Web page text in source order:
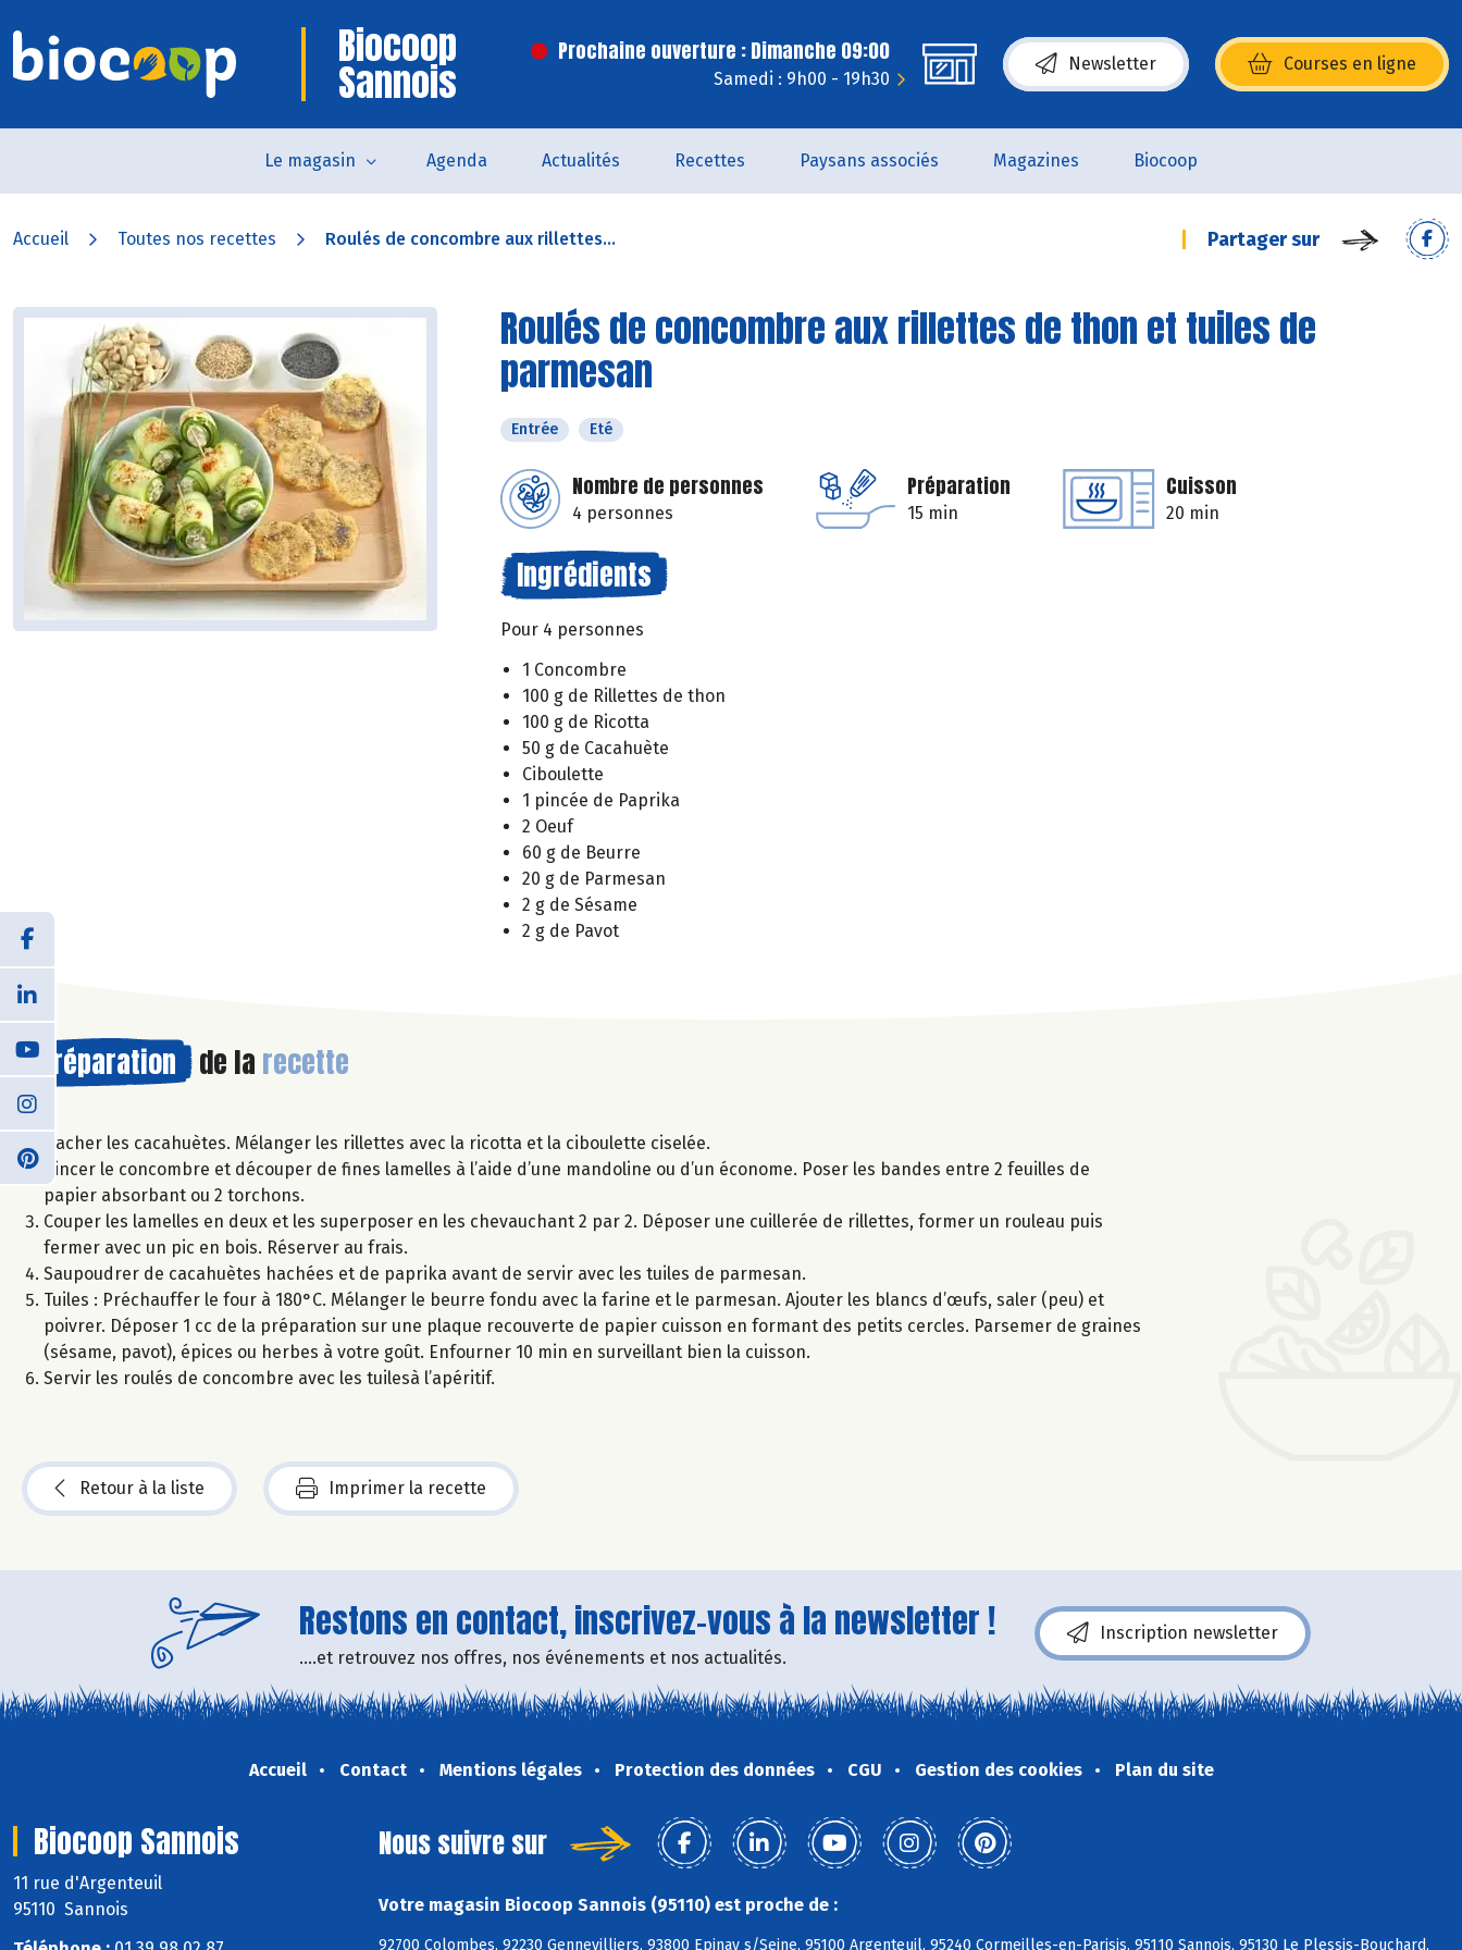
Biocoop
Sannois
Prochaine ouverture : Dimanche 09:00
Samedi : 9h00 - 19h30
Newsletter Courses en ligne
(s’ouvre dans une nouvelle fenêtre)
Le magasin Agenda Actualités Recettes Paysans associés Magazines Biocoop
Accueil Toutes nos recettes Roulés de concombre aux rillettes... Partager sur
Roulés de concombre aux rillettes de thon et tuiles de
parmesan
Entrée Eté
Nombre de personnes
4 personnes
Préparation
15 min
Cuisson
20 min
Ingrédients
Pour 4 personnes
1 Concombre
100 g de Rillettes de thon
100 g de Ricotta
50 g de Cacahuète
Ciboulette
1 pincée de Paprika
2 Oeuf
60 g de Beurre
20 g de Parmesan
2 g de Sésame
2 g de Pavot
Préparation de la recette
Hacher les cacahuètes. Mélanger les rillettes avec la ricotta et la ciboulette ciselée.
Rincer le concombre et découper de fines lamelles à l’aide d’une mandoline ou d’un économe. Poser les bandes entre 2 feuilles de
papier absorbant ou 2 torchons.
Couper les lamelles en deux et les superposer en les chevauchant 2 par 2. Déposer une cuillerée de rillettes, former un rouleau puis
fermer avec un pic en bois. Réserver au frais.
Saupoudrer de cacahuètes hachées et de paprika avant de servir avec les tuiles de parmesan.
Tuiles : Préchauffer le four à 180°C. Mélanger le beurre fondu avec la farine et le parmesan. Ajouter les blancs d’œufs, saler (peu) et
poivrer. Déposer 1 cc de la préparation sur une plaque recouverte de papier cuisson en formant des petits cercles. Parsemer de graines
(sésame, pavot), épices ou herbes à votre goût. Enfourner 10 min en surveillant bien la cuisson.
Servir les roulés de concombre avec les tuilesà l’apéritif.
Retour à la liste Imprimer la recette
Restons en contact, inscrivez-vous à la newsletter !
....et retrouvez nos offres, nos événements et nos actualités.
Inscription newsletter
Accueil Contact Mentions légales Protection des données CGU Gestion des cookies Plan du site
Biocoop Sannois
11 rue d'Argenteuil
95110 Sannois
Nous suivre sur
Votre magasin Biocoop Sannois (95110) est proche de :
92700 Colombes, 92230 Gennevilliers, 93800 Epinay s/Seine, 95100 Argenteuil, 95240 Cormeilles-en-Parisis, 95110 Sannois, 95130 Le Plessis-Bouchard,